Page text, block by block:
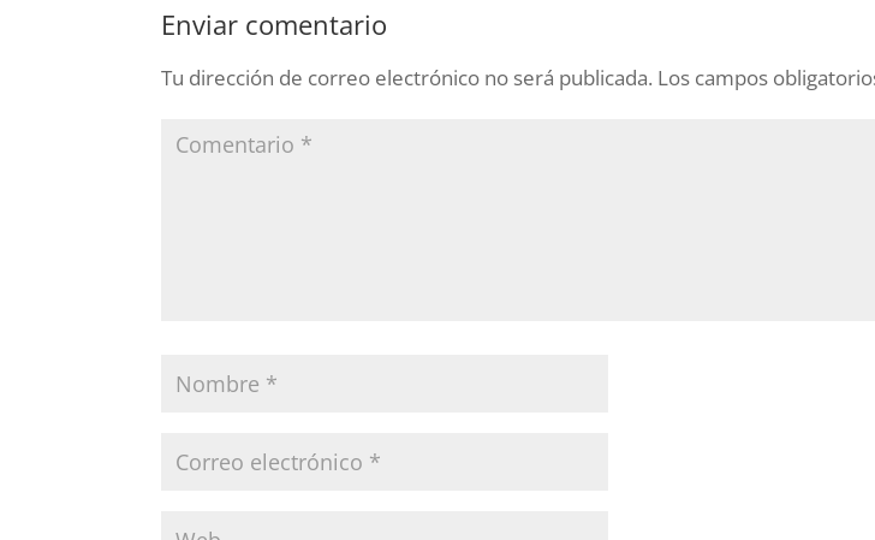
Enviar comentario
Tu dirección de correo electrónico no será publicada. Los campos